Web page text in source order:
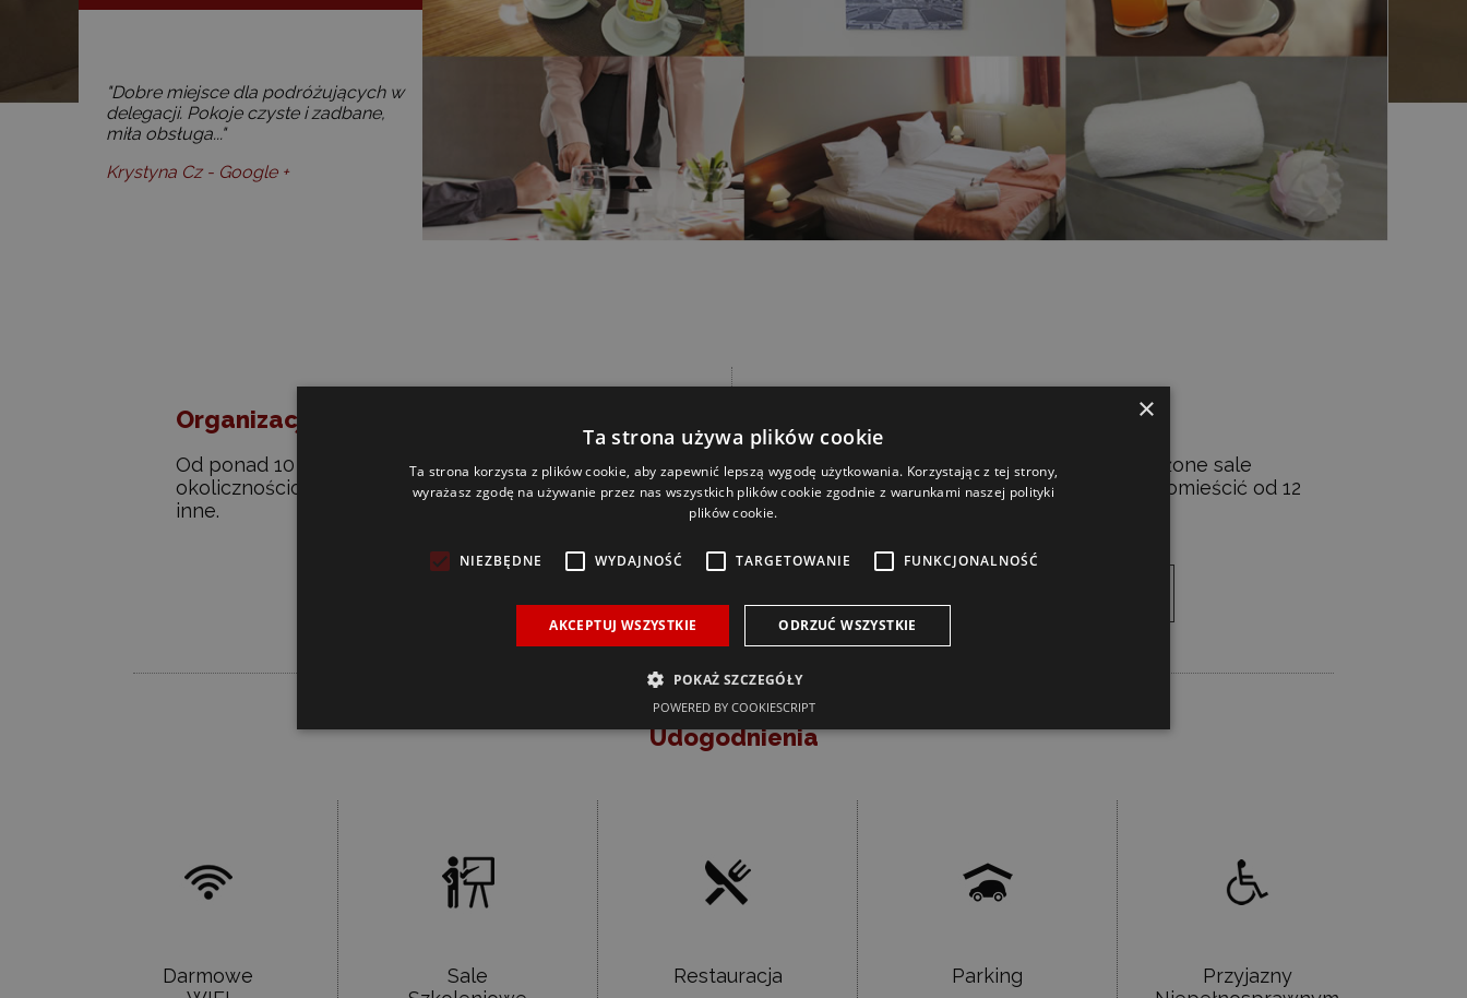
"Dobre miejsce dla podróżujących w
delegacji. Pokoje czyste i zadbane,
miła obsługa..."
Krystyna Cz - Google +
Organizacja Imprez
Od ponad 10 lat organizujemy przyjęcia
okolicznościowe takie jak wesela, komunie, urodziny i
inne.
Posiadamy klimatyzowane i wyposażone sale
bankietowo-szkoleniowe, mogące pomieścić od 12
Udogodnienia
Darmowe
Sale
Restauracja Parking
Przyjazny
×
Ta strona używa plików cookie
Ta strona korzysta z plików cookie, aby zapewnić lepszą wygodę użytkowania. Korzystając z tej strony,
wyrażasz zgodę na używanie przez nas wszystkich plików cookie zgodnie z warunkami naszej polityki
plików cookie.
NIEZBĘDNE WYDAJNOŚĆ TARGETOWANIE FUNKCJONALNOŚĆ
AKCEPTUJ WSZYSTKIE ODRZUĆ WSZYSTKIE
POKAŻ SZCZEGÓŁY
POWERED BY COOKIESCRIPT